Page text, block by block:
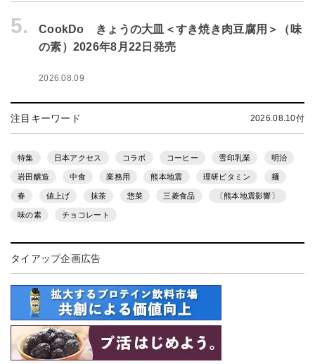
5.
CookDo きょうの大皿＜すき焼き肉豆腐用＞（味
の素）2026年8月22日発売
2026.08.09
注目キーワード 2026.08.10付
特集 日本アクセス コラボ コーヒー 雪印乳業 明治
岩田醸造 中食 業務用 熊本地震 理研ビタミン 麺
春 値上げ 抹茶 惣菜 三菱食品 〔熊本地震影響〕
味の素 チョコレート
タイアップ企画広告